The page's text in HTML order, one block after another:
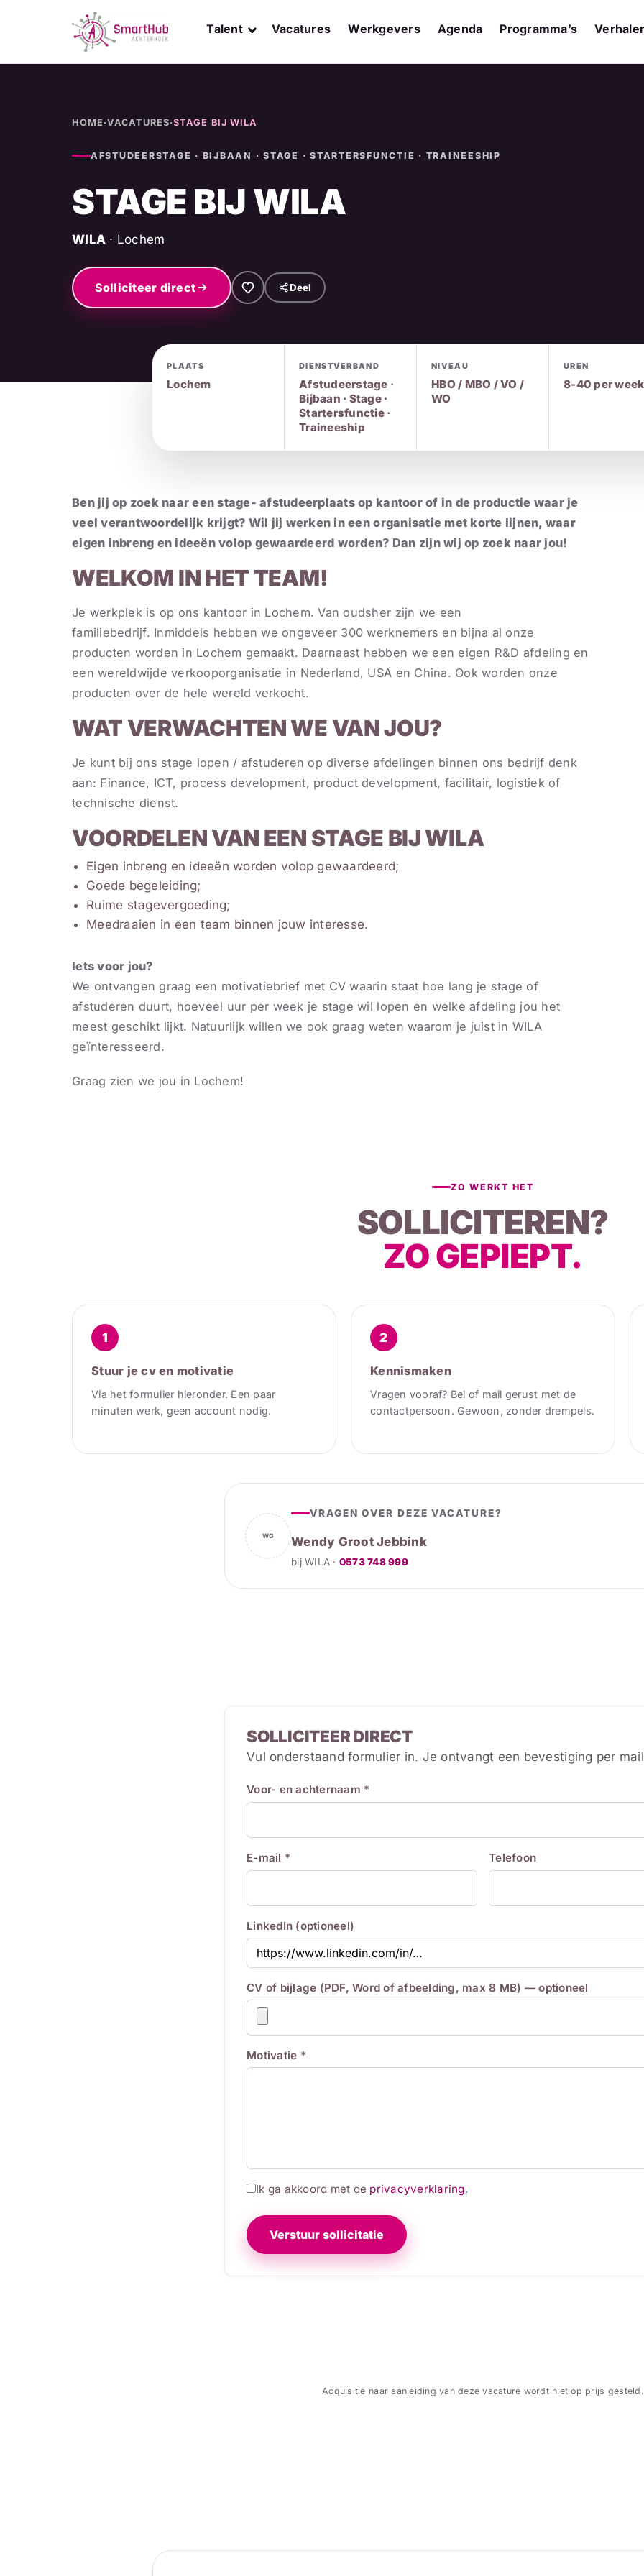
Talent Vacatures Werkgevers Agenda Programma’s
HOME ·VACATURES·STAGE BIJ WILA
AFSTUDEERSTAGE · BIJBAAN · STAGE · STARTERSFUNCTIE · TRAINEESHIP
STAGE BIJ WILA
WILA · Lochem
Solliciteer direct Deel
PLAATS
Lochem
DIENSTVERBAND
Afstudeerstage ·
Bijbaan · Stage ·
Startersfunctie ·
Traineeship
NIVEAU
HBO / MBO / VO /
WO
UREN
8-40 per week
Ben jij op zoek naar een stage- afstudeerplaats op kantoor of in de productie waar je
veel verantwoordelijk krijgt? Wil jij werken in een organisatie met korte lijnen, waar
eigen inbreng en ideeën volop gewaardeerd worden? Dan zijn wij op zoek naar jou!
WELKOM IN HET TEAM!
Je werkplek is op ons kantoor in Lochem. Van oudsher zijn we een
familiebedrijf. Inmiddels hebben we ongeveer 300 werknemers en bijna al onze
producten worden in Lochem gemaakt. Daarnaast hebben we een eigen R&D afdeling en
een wereldwijde verkooporganisatie in Nederland, USA en China. Ook worden onze
producten over de hele wereld verkocht.
WAT VERWACHTEN WE VAN JOU?
Je kunt bij ons stage lopen / afstuderen op diverse afdelingen binnen ons bedrijf denk
aan: Finance, ICT, process development, product development, facilitair, logistiek of
technische dienst.
VOORDELEN VAN EEN STAGE BIJ WILA
Eigen inbreng en ideeën worden volop gewaardeerd;
Goede begeleiding;
Ruime stagevergoeding;
Meedraaien in een team binnen jouw interesse.
Iets voor jou?
We ontvangen graag een motivatiebrief met CV waarin staat hoe lang je stage of
afstuderen duurt, hoeveel uur per week je stage wil lopen en welke afdeling jou het
meest geschikt lijkt. Natuurlijk willen we ook graag weten waarom je juist in WILA
geïnteresseerd.
Graag zien we jou in Lochem!
ZO WERKT HET
SOLLICITEREN?
ZO GEPIEPT.
1
Stuur je cv en motivatie
Via het formulier hieronder. Een paar
minuten werk, geen account nodig.
2
Kennismaken
Vragen vooraf? Bel of mail gerust met de
contactpersoon. Gewoon, zonder drempels.
WG
VRAGEN OVER DEZE VACATURE?
Wendy Groot Jebbink
bij WILA · 0573 748 999
SOLLICITEER DIRECT
Vul onderstaand formulier in. Je ontvangt een bevestiging per
Voor- en achternaam *
E-mail * Telefoon
LinkedIn (optioneel)
CV of bijlage (PDF, Word of afbeelding, max 8 MB) — optioneel
Motivatie *
Ik ga akkoord met de privacyverklaring.
Verstuur sollicitatie
Acquisitie naar aanleiding van deze vacature wordt niet op prijs gesteld.